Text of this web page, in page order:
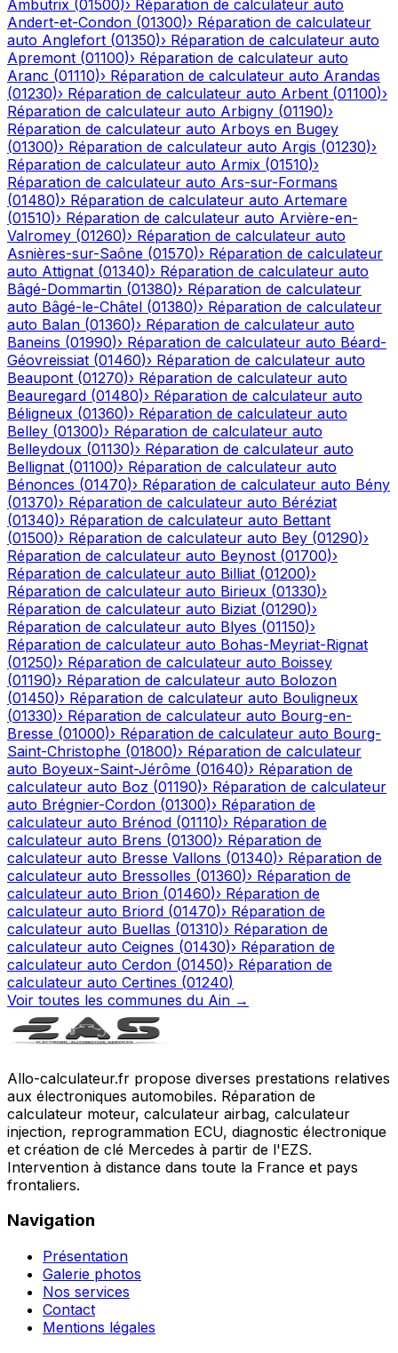
Ambutrix (01500)› Réparation de calculateur auto
Andert-et-Condon (01300)› Réparation de calculateur
auto Anglefort (01350)› Réparation de calculateur auto
Apremont (01100)› Réparation de calculateur auto
Aranc (01110)› Réparation de calculateur auto Arandas
(01230)› Réparation de calculateur auto Arbent (01100)›
Réparation de calculateur auto Arbigny (01190)›
Réparation de calculateur auto Arboys en Bugey
(01300)› Réparation de calculateur auto Argis (01230)›
Réparation de calculateur auto Armix (01510)›
Réparation de calculateur auto Ars-sur-Formans
(01480)› Réparation de calculateur auto Artemare
(01510)› Réparation de calculateur auto Arvière-en-
Valromey (01260)› Réparation de calculateur auto
Asnières-sur-Saône (01570)› Réparation de calculateur
auto Attignat (01340)› Réparation de calculateur auto
Bâgé-Dommartin (01380)› Réparation de calculateur
auto Bâgé-le-Châtel (01380)› Réparation de calculateur
auto Balan (01360)› Réparation de calculateur auto
Baneins (01990)› Réparation de calculateur auto Béard-
Géovreissiat (01460)› Réparation de calculateur auto
Beaupont (01270)› Réparation de calculateur auto
Beauregard (01480)› Réparation de calculateur auto
Béligneux (01360)› Réparation de calculateur auto
Belley (01300)› Réparation de calculateur auto
Belleydoux (01130)› Réparation de calculateur auto
Bellignat (01100)› Réparation de calculateur auto
Bénonces (01470)› Réparation de calculateur auto Bény
(01370)› Réparation de calculateur auto Béréziat
(01340)› Réparation de calculateur auto Bettant
(01500)› Réparation de calculateur auto Bey (01290)›
Réparation de calculateur auto Beynost (01700)›
Réparation de calculateur auto Billiat (01200)›
Réparation de calculateur auto Birieux (01330)›
Réparation de calculateur auto Biziat (01290)›
Réparation de calculateur auto Blyes (01150)›
Réparation de calculateur auto Bohas-Meyriat-Rignat
(01250)› Réparation de calculateur auto Boissey
(01190)› Réparation de calculateur auto Bolozon
(01450)› Réparation de calculateur auto Bouligneux
(01330)› Réparation de calculateur auto Bourg-en-
Bresse (01000)› Réparation de calculateur auto Bourg-
Saint-Christophe (01800)› Réparation de calculateur
auto Boyeux-Saint-Jérôme (01640)› Réparation de
calculateur auto Boz (01190)› Réparation de calculateur
auto Brégnier-Cordon (01300)› Réparation de
calculateur auto Brénod (01110)› Réparation de
calculateur auto Brens (01300)› Réparation de
calculateur auto Bresse Vallons (01340)› Réparation de
calculateur auto Bressolles (01360)› Réparation de
calculateur auto Brion (01460)› Réparation de
calculateur auto Briord (01470)› Réparation de
calculateur auto Buellas (01310)› Réparation de
calculateur auto Ceignes (01430)› Réparation de
calculateur auto Cerdon (01450)› Réparation de
calculateur auto Certines (01240)
Voir toutes les communes du Ain →
Allo-calculateur.fr propose diverses prestations relatives
aux électroniques automobiles. Réparation de
calculateur moteur, calculateur airbag, calculateur
injection, reprogrammation ECU, diagnostic électronique
et création de clé Mercedes à partir de l'EZS.
Intervention à distance dans toute la France et pays
frontaliers.
Navigation
Présentation
Galerie photos
Nos services
Contact
Mentions légales